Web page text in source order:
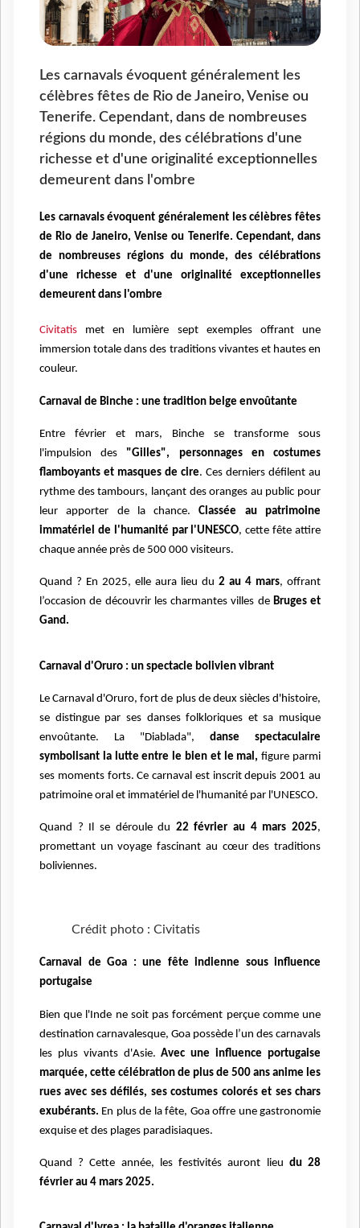
Les carnavals évoquent généralement les
célèbres fêtes de Rio de Janeiro, Venise ou
Tenerife. Cependant, dans de nombreuses
régions du monde, des célébrations d'une
richesse et d'une originalité exceptionnelles
demeurent dans l'ombre
Les carnavals évoquent généralement les célèbres fêtes
de Rio de Janeiro, Venise ou Tenerife. Cependant, dans
de nombreuses régions du monde, des célébrations
d'une richesse et d'une originalité exceptionnelles
demeurent dans l'ombre
Civitatis met en lumière sept exemples offrant une
immersion totale dans des traditions vivantes et hautes en
couleur.
Carnaval de Binche : une tradition belge envoûtante
Entre février et mars, Binche se transforme sous
l'impulsion des "Gilles", personnages en costumes
flamboyants et masques de cire. Ces derniers défilent au
rythme des tambours, lançant des oranges au public pour
leur apporter de la chance.Classée au patrimoine
immatériel de l'humanité par l'UNESCO, cette fête attire
chaque année près de 500 000 visiteurs.
Quand ? En 2025, elle aura lieu du 2 au 4 mars, offrant
l’occasion de découvrir les charmantes villes de Bruges et
Gand.
Carnaval d'Oruro : un spectacle bolivien vibrant
Le Carnaval d'Oruro, fort de plus de deux siècles d'histoire,
se distingue par ses danses folkloriques et sa musique
envoûtante. La "Diablada", danse spectaculaire
symbolisant la lutte entre le bien et le mal, figure parmi
ses moments forts. Ce carnaval est inscrit depuis 2001 au
patrimoine oral et immatériel de l'humanité par l'UNESCO.
Quand ? Il se déroule du 22 février au 4 mars 2025,
promettant un voyage fascinant au cœur des traditions
boliviennes.
Crédit photo : Civitatis
Carnaval de Goa : une fête indienne sous influence
portugaise
Bien que l'Inde ne soit pas forcément perçue comme une
destination carnavalesque, Goa possède l’un des carnavals
les plus vivants d'Asie.Avec une influence portugaise
marquée, cette célébration de plus de 500 ans anime les
rues avec ses défilés, ses costumes colorés et ses chars
exubérants. En plus de la fête, Goa offre une gastronomie
exquise et des plages paradisiaques.
Quand ? Cette année, les festivités auront lieu du 28
février au 4 mars 2025.